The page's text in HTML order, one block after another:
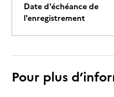
Date d'échéance de
l'enregistrement
Pour plus